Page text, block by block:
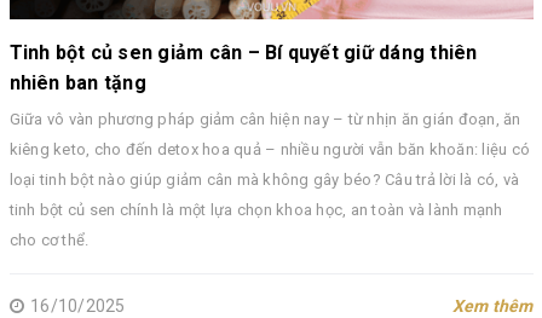
Tinh bột củ sen giảm cân – Bí quyết giữ dáng thiên
nhiên ban tặng
Giữa vô vàn phương pháp giảm cân hiện nay – từ nhịn ăn gián đoạn, ăn
kiêng keto, cho đến detox hoa quả – nhiều người vẫn băn khoăn: liệu có
loại tinh bột nào giúp giảm cân mà không gây béo? Câu trả lời là có, và
tinh bột củ sen chính là một lựa chọn khoa học, an toàn và lành mạnh
cho cơ thể.
16/10/2025 Xem thêm